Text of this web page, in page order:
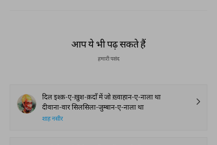
आप ये भी पढ़ सकते हैं
हमारी पसंद
दिल इश्क़-ए-ख़ुश-क़दाँ में जो ख़्वाहान-ए-नाला था
दीवाना-वार सिलसिला-जुम्बान-ए-नाला था
शाह नसीर